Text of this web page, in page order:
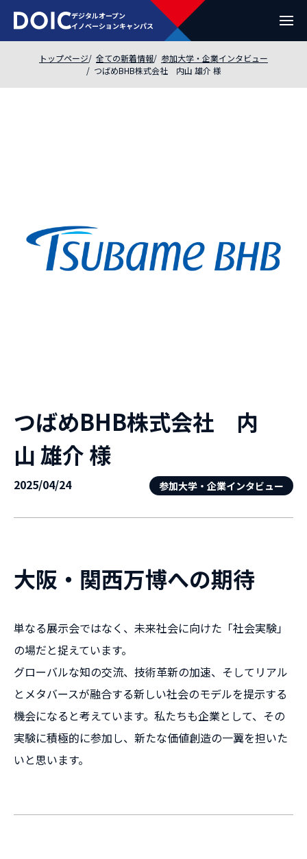
デジタルオープン
イノベーションキャンパス
トップページ 全ての新着情報
参加大学・企業インタビュー
つばめBHB株式会社 内山 雄介 様
つばめBHB株式会社 内
山 雄介 様
2025/04/24 参加大学・企業インタビュー
大阪・関西万博への期待
単なる展示会ではなく、未来社会に向けた「社会実験」
の場だと捉えています。
グローバルな知の交流、技術革新の加速、そしてリアル
とメタバースが融合する新しい社会のモデルを提示する
機会になると考えています。私たちも企業として、その
実験に積極的に参加し、新たな価値創造の一翼を担いた
いと思います。